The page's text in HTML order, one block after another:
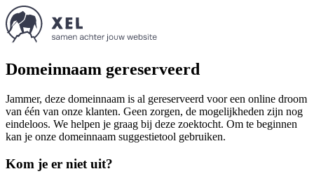
Domeinnaam gereserveerd
Jammer, deze domeinnaam is al gereserveerd voor een online droom
van één van onze klanten. Geen zorgen, de mogelijkheden zijn nog
eindeloos. We helpen je graag bij deze zoektocht. Om te beginnen
kan je onze domeinnaam suggestietool gebruiken.
Kom je er niet uit?